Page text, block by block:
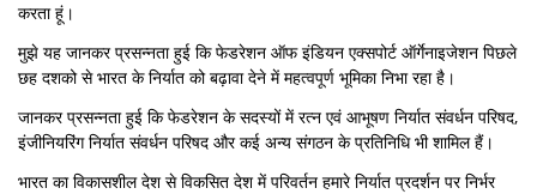
करता हूं।
मुझे यह जानकर प्रसन्नता हुई कि फेडरेशन ऑफ इंडियन एक्सपोर्ट ऑर्गेनाइजेशन पिछले
छह दशको से भारत के निर्यात को बढ़ावा देने में महत्वपूर्ण भूमिका निभा रहा है।
जानकर प्रसन्नता हुई कि फेडरेशन के सदस्यों में रत्न एवं आभूषण निर्यात संवर्धन परिषद,
इंजीनियरिंग निर्यात संवर्धन परिषद और कई अन्य संगठन के प्रतिनिधि भी शामिल हैं।
भारत का विकासशील देश से विकसित देश में परिवर्तन हमारे निर्यात प्रदर्शन पर निर्भर